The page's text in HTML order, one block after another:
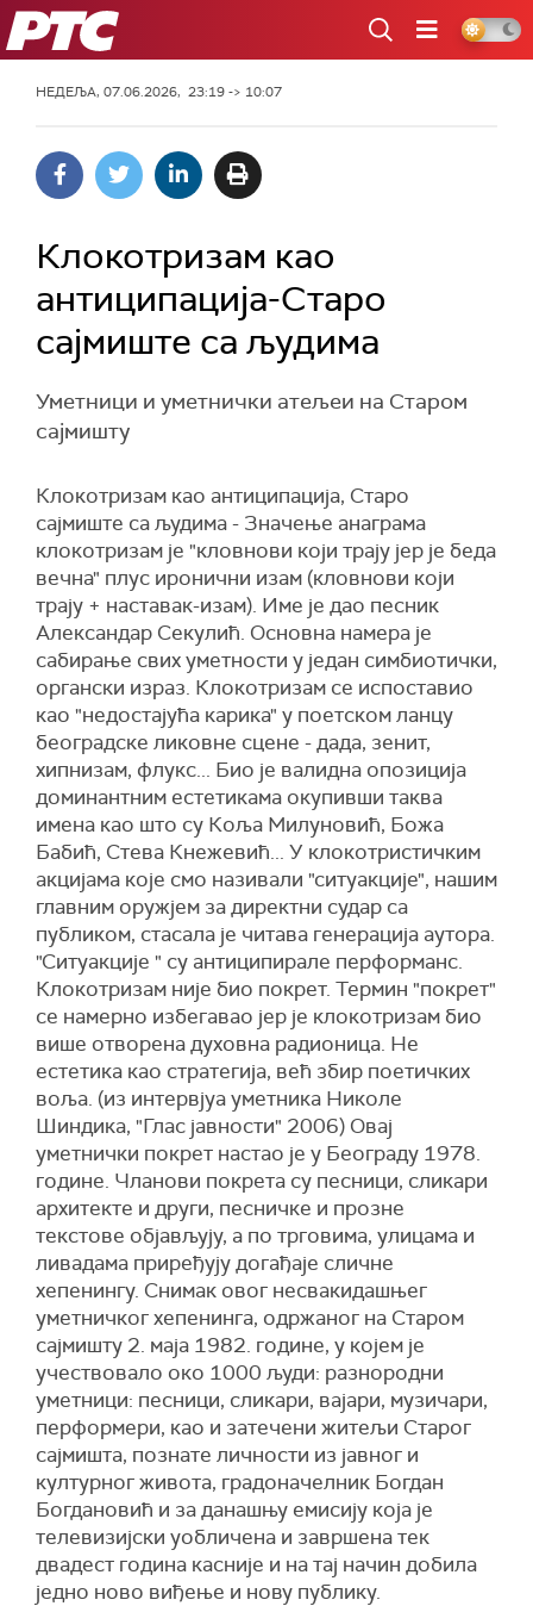
РТС
НЕДЕЉА, 07.06.2026, 23:19 -> 10:07
Клокотризам као
антиципација-Старо
сајмиште са људима
Уметници и уметнички атељеи на Старом
сајмишту
Клокотризам као антиципација, Старо
сајмиште са људима - Значење анаграма
клокотризам је "кловнови који трају јер је беда
вечна" плус иронични изам (кловнови који
трају + наставак-изам). Име је дао песник
Александар Секулић. Основна намера је
сабирање свих уметности у један симбиотички,
органски израз. Клокотризам се испоставио
као "недостајућа карика" у поетском ланцу
београдске ликовне сцене - дада, зенит,
хипнизам, флукс... Био је валидна опозиција
доминантним естетикама окупивши таква
имена као што су Коља Милуновић, Божа
Бабић, Стева Кнежевић... У клокотристичким
акцијама које смо називали "ситуакције", нашим
главним оружјем за директни судар са
публиком, стасала је читава генерација аутора.
"Ситуакције " су антиципирале перформанс.
Клокотризам није био покрет. Термин "покрет"
се намерно избегавао јер је клокотризам био
више отворена духовна радионица. Не
естетика као стратегија, већ збир поетичких
воља. (из интервјуа уметника Николе
Шиндика, "Глас јавности" 2006) Овај
уметнички покрет настао је у Београду 1978.
године. Чланови покрета су песници, сликари
архитекте и други, песничке и прозне
текстове објављују, а по трговима, улицама и
ливадама приређују догађаје сличне
хепенингу. Снимак овог несвакидашњег
уметничког хепенинга, одржаног на Старом
сајмишту 2. маја 1982. године, у којем је
учествовало око 1000 људи: разнородни
уметници: песници, сликари, вајари, музичари,
перформери, као и затечени житељи Старог
сајмишта, познате личности из јавног и
културног живота, градоначелник Богдан
Богдановић и за данашњу емисију која је
телевизијски уобличена и завршена тек
двадест година касније и на тај начин добила
једно ново виђење и нову публику.